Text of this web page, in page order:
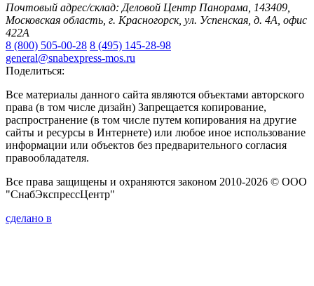
Почтовый адрес/склад: Деловой Центр Панорама, 143409,
Московская область, г. Красногорск, ул. Успенская, д. 4А, офис
422А
8 (800) 505-00-28 8 (495) 145-28-98
general@snabexpress-mos.ru
Поделиться:
Все материалы данного сайта являются объектами авторского
права (в том числе дизайн) Запрещается копирование,
распространение (в том числе путем копирования на другие
сайты и ресурсы в Интернете) или любое иное использование
информации или объектов без предварительного согласия
правообладателя.
Все права защищены и охраняются законом 2010-2026 © ООО
"СнабЭкспрессЦентр"
сделано в